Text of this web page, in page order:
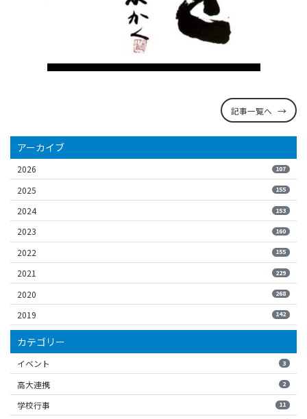
記事一覧へ
アーカイブ
2026 107
2025 155
2024 153
2023 160
2022 155
2021 229
2020 268
2019 142
カテゴリー
イベント 3
高大連携 2
学校行事 11